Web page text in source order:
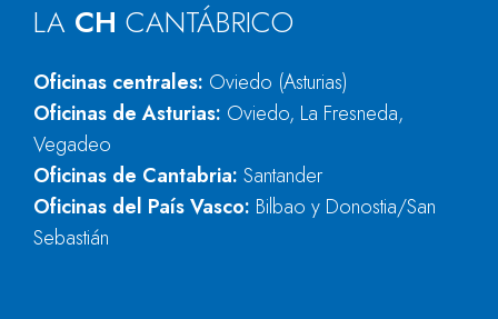
LA CH CANTÁBRICO
Oficinas centrales: Oviedo (Asturias)
Oficinas de Asturias: Oviedo, La Fresneda,
Vegadeo
Oficinas de Cantabria: Santander
Oficinas del País Vasco: Bilbao y Donostia/San
Sebastián